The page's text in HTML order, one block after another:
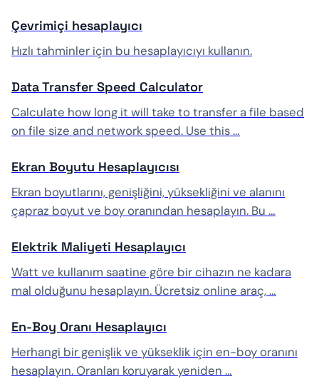
Çevrimiçi hesaplayıcı
Hızlı tahminler için bu hesaplayıcıyı kullanın.
Data Transfer Speed Calculator
Calculate how long it will take to transfer a file based
on file size and network speed. Use this …
Ekran Boyutu Hesaplayıcısı
Ekran boyutlarını, genişliğini, yüksekliğini ve alanını
çapraz boyut ve boy oranından hesaplayın. Bu …
Elektrik Maliyeti Hesaplayıcı
Watt ve kullanım saatine göre bir cihazın ne kadara
mal olduğunu hesaplayın. Ücretsiz online araç, …
En-Boy Oranı Hesaplayıcı
Herhangi bir genişlik ve yükseklik için en-boy oranını
hesaplayın. Oranları koruyarak yeniden …